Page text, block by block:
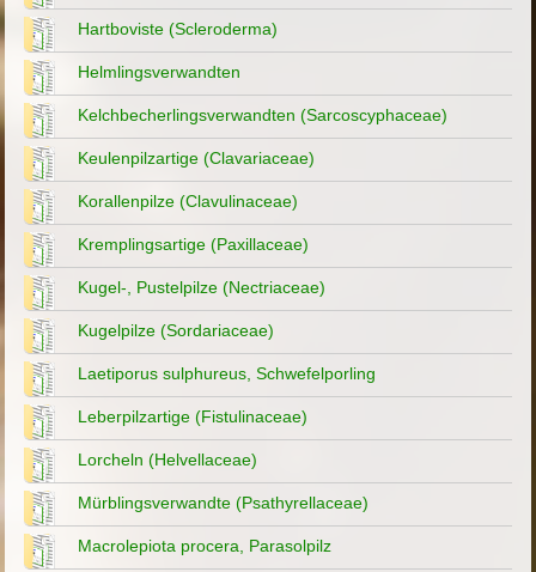
Hartboviste (Scleroderma)
Helmlingsverwandten
Kelchbecherlingsverwandten (Sarcoscyphaceae)
Keulenpilzartige (Clavariaceae)
Korallenpilze (Clavulinaceae)
Kremplingsartige (Paxillaceae)
Kugel-, Pustelpilze (Nectriaceae)
Kugelpilze (Sordariaceae)
Laetiporus sulphureus, Schwefelporling
Leberpilzartige (Fistulinaceae)
Lorcheln (Helvellaceae)
Mürblingsverwandte (Psathyrellaceae)
Macrolepiota procera, Parasolpilz